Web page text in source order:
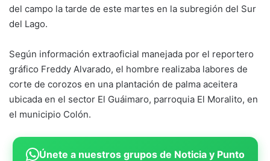
del campo la tarde de este martes en la subregión del Sur
del Lago.
Según información extraoficial manejada por el reportero
gráfico Freddy Alvarado, el hombre realizaba labores de
corte de corozos en una plantación de palma aceitera
ubicada en el sector El Guáimaro, parroquia El Moralito, en
el municipio Colón.
Únete a nuestros grupos de Noticia y Punto